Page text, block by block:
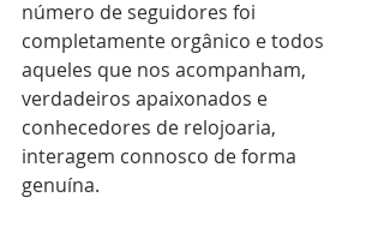
número de seguidores foi
completamente orgânico e todos
aqueles que nos acompanham,
verdadeiros apaixonados e
conhecedores de relojoaria,
interagem connosco de forma
genuína.